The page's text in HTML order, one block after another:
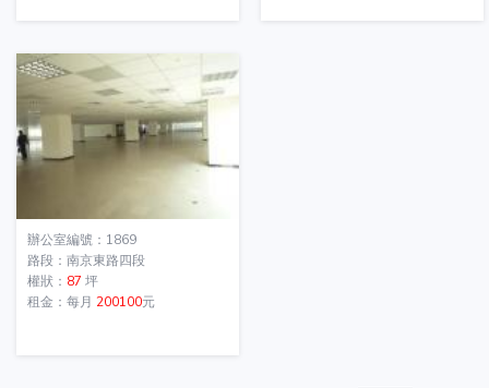
辦公室編號：1869
路段：南京東路四段
權狀： 87 坪
租金：每月 200100元